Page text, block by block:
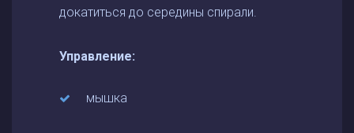
докатиться до середины спирали.
Управление:
мышка